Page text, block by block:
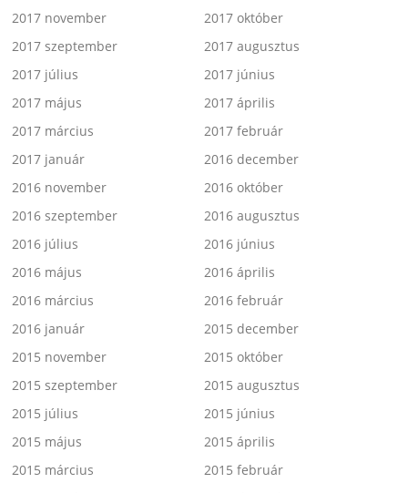
2017 november
2017 október
2017 szeptember
2017 augusztus
2017 július
2017 június
2017 május
2017 április
2017 március
2017 február
2017 január
2016 december
2016 november
2016 október
2016 szeptember
2016 augusztus
2016 július
2016 június
2016 május
2016 április
2016 március
2016 február
2016 január
2015 december
2015 november
2015 október
2015 szeptember
2015 augusztus
2015 július
2015 június
2015 május
2015 április
2015 március
2015 február